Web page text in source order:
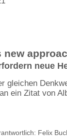
new
neue
gleichen
ein Zitat von
Felix